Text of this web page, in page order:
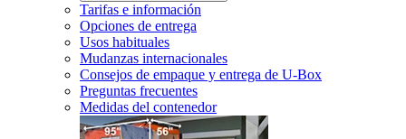
Tarifas e información
Opciones de entrega
Usos habituales
Mudanzas internacionales
Consejos de empaque y entrega de U-Box
Preguntas frecuentes
Medidas del contenedor